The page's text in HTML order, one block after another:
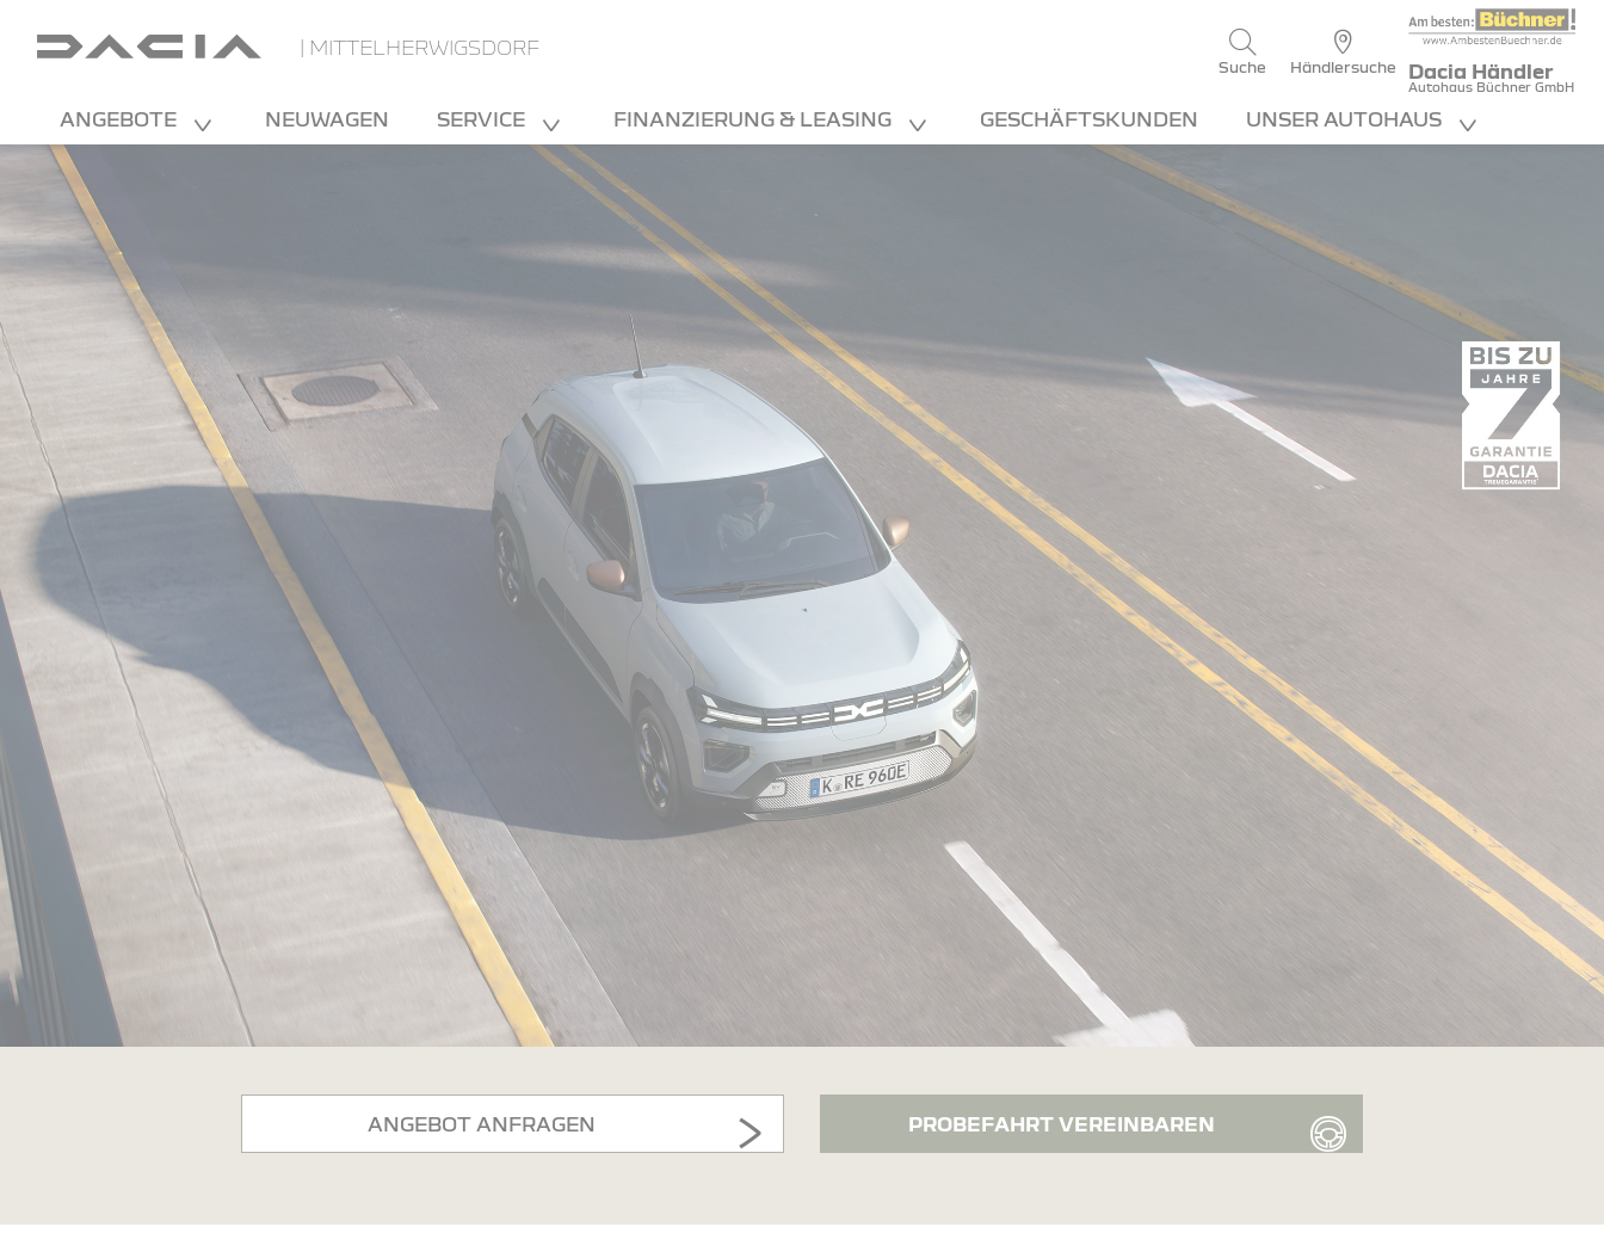
| MITTELHERWIGSDORF
Suche Händlersuche Dacia Händler
Autohaus Büchner GmbH
ANGEBOTE NEUWAGEN SERVICE FINANZIERUNG & LEASING GESCHÄFTSKUNDEN UNSER AUTOHAUS
ANGEBOT ANFRAGEN PROBEFAHRT VEREINBAREN